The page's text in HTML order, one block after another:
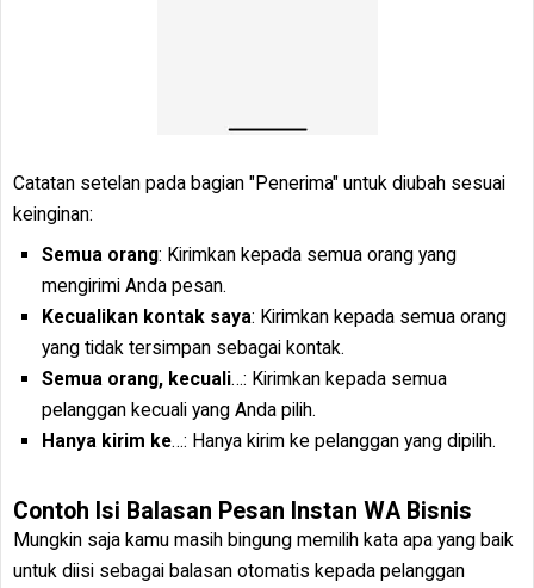
Catatan setelan pada bagian "Penerima" untuk diubah sesuai
keinginan:
Semua orang: Kirimkan kepada semua orang yang
mengirimi Anda pesan.
Kecualikan kontak saya: Kirimkan kepada semua orang
yang tidak tersimpan sebagai kontak.
Semua orang, kecuali…: Kirimkan kepada semua
pelanggan kecuali yang Anda pilih.
Hanya kirim ke…: Hanya kirim ke pelanggan yang dipilih.
Contoh Isi Balasan Pesan Instan WA Bisnis
Mungkin saja kamu masih bingung memilih kata apa yang baik
untuk diisi sebagai balasan otomatis kepada pelanggan